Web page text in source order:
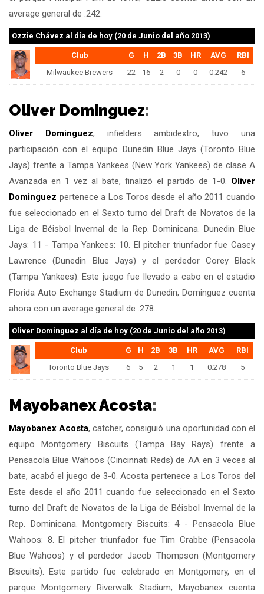
average general de .242.
Ozzie Chávez al día de hoy (20 de Junio del año 2013)
Club G H 2B 3B HR AVG
RBI
Milwaukee Brewers
22 16 2 0 0 0.242 6
Oliver Dominguez:
Oliver Dominguez, infielders ambidextro, tuvo una
participación con el equipo Dunedin Blue Jays (Toronto Blue
Jays) frente a Tampa Yankees (New York Yankees) de clase A
Avanzada en 1 vez al bate, finalizó el partido de 1-0. Oliver
Dominguez pertenece a Los Toros desde el año 2011 cuando
fue seleccionado en el Sexto turno del Draft de Novatos de la
Liga de Béisbol Invernal de la Rep. Dominicana. Dunedin Blue
Jays: 11 - Tampa Yankees: 10. El pitcher triunfador fue Casey
Lawrence (Dunedin Blue Jays) y el perdedor Corey Black
(Tampa Yankees). Este juego fue llevado a cabo en el estadio
Florida Auto Exchange Stadium de Dunedin; Dominguez cuenta
ahora con un average general de .278.
Oliver Dominguez al día de hoy (20 de Junio del año 2013)
Club G H 2B 3B HR AVG
RBI
Toronto Blue Jays
6 5 2 1 1 0.278 5
Mayobanex Acosta:
Mayobanex Acosta, catcher, consiguió una oportunidad con el
equipo Montgomery Biscuits (Tampa Bay Rays) frente a
Pensacola Blue Wahoos (Cincinnati Reds) de AA en 3 veces al
bate, acabó el juego de 3-0. Acosta pertenece a Los Toros del
Este desde el año 2011 cuando fue seleccionado en el Sexto
turno del Draft de Novatos de la Liga de Béisbol Invernal de la
Rep. Dominicana. Montgomery Biscuits: 4 - Pensacola Blue
Wahoos: 8. El pitcher triunfador fue Tim Crabbe (Pensacola
Blue Wahoos) y el perdedor Jacob Thompson (Montgomery
Biscuits). Este partido fue celebrado en Montgomery, en el
parque Montgomery Riverwalk Stadium; Mayobanex cuenta